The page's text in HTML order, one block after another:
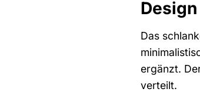
Das
ergänzt.
verteilt.